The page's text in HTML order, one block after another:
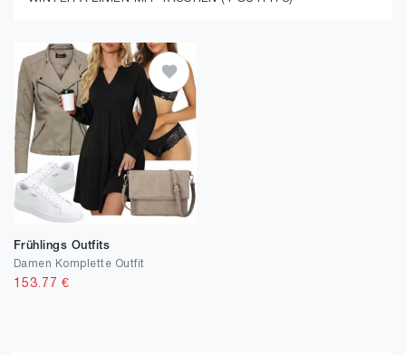
Frühlings Outfits
Damen Komplette Outfit
153.77 €